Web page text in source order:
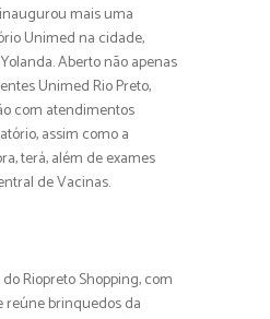
mais uma
Unimed na cidade,
Aberto não apenas
Unimed Rio Preto,
com atendimentos
assim como a
terá, além de exames
de Vacinas.
Riopreto Shopping, com
reúne brinquedos da